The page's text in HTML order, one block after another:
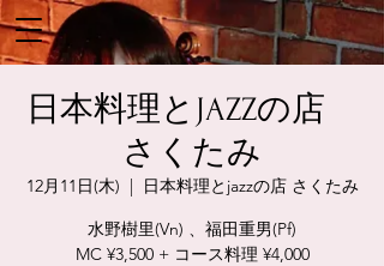
日本料理とJAZZの店
さくたみ
12月11日(木)
  |
日本料理とjazzの店 さくたみ
水野樹里(Vn) 、福田重男(Pf)
MC ¥3,500 + コース料理 ¥4,000